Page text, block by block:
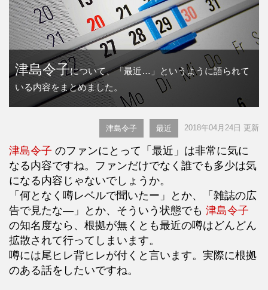
津島令子について、「最近…」というように語られて
いる内容をまとめました。
津島令子 最近 2018年04月24日 更新
津島令子 のファンにとって「最近」は非常に気に
なる内容ですね。ファンだけでなく誰でも多少は気
になる内容じゃないでしょうか。
「何となく噂レベルで聞いたー」とか、「雑誌の広
告で見たな―」とか、そういう状態でも 津島令子
の知名度なら、根拠が無くとも最近の噂はどんどん
拡散されて行ってしまいます。
噂には尾ヒレ背ヒレが付くと言います。実際に根拠
のある話をしたいですね。